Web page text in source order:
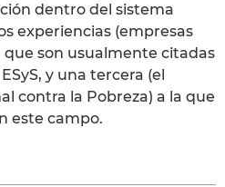
dentro del sistema
experiencias (empresas
son usualmente citadas
y una tercera (el
contra la Pobreza) a la que
este campo.